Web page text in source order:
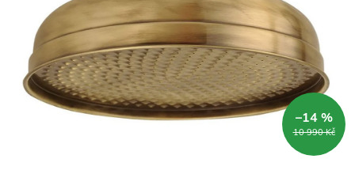
10 990 Kč
–14 %